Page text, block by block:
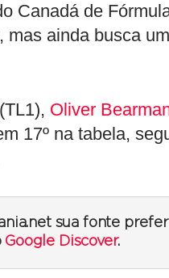
Canadá de
mas ainda busca
Oliver
17º na tabela,
sua fonte
Google Discover.